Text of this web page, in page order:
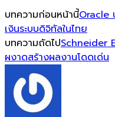
บทความก่อนหน้านี้Oracle
เงินระบบดิจิทัลในไทย
บทความถัดไปSchneider
ผงาดสร้างผลงานโดดเด่น